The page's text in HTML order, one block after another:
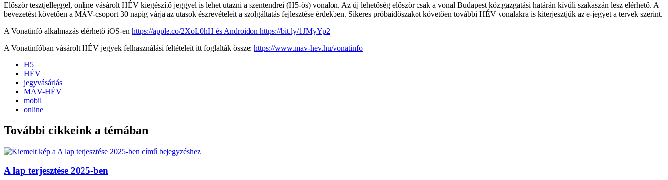
Először tesztjelleggel, online vásárolt HÉV kiegészítő jeggyel is lehet utazni a szentendrei (H5-ös) vonalon. Az új lehetőség először csak a vonal Budapest közigazgatási határán kívüli szakaszán lesz elérhető. A
bevezetést követően a MÁV-csoport 30 napig várja az utasok észrevételeit a szolgáltatás fejlesztése érdekben. Sikeres próbaidőszakot követően további HÉV vonalakra is kiterjesztjük az e-jegyet a tervek szerint.
A Vonatinfó alkalmazás elérhető iOS-en https://apple.co/2XoL0hH és Androidon https://bit.ly/1JMyYp2
A Vonatinfóban vásárolt HÉV jegyek felhasználási feltételeit itt foglalták össze: https://www.mav-hev.hu/vonatinfo
H5
HÉV
jegyvásárlás
MÁV-HÉV
mobil
online
További cikkeink a témában
A lap terjesztése 2025-ben